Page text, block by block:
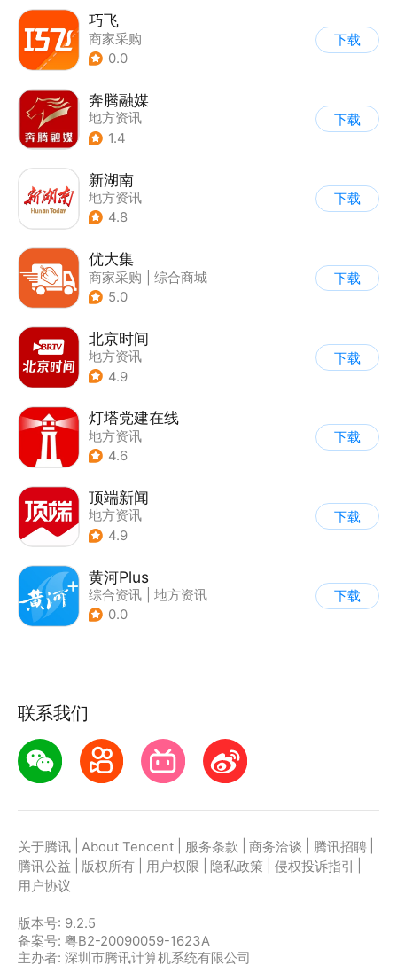
巧飞
商家采购
0.0
下载
奔腾融媒
地方资讯
1.4
下载
新湖南
地方资讯
4.8
下载
优大集
商家采购
综合商城
5.0
下载
北京时间
地方资讯
4.9
下载
灯塔党建在线
地方资讯
4.6
下载
顶端新闻
地方资讯
4.9
下载
黄河Plus
综合资讯
地方资讯
0.0
下载
联系我们
关于腾讯 About Tencent 服务条款 商务洽谈 腾讯招聘
腾讯公益
版权所有 用户权限 隐私政策 侵权投诉指引
用户协议
版本号: 9.2.5
备案号: 粤B2-20090059-1623A
主办者: 深圳市腾讯计算机系统有限公司